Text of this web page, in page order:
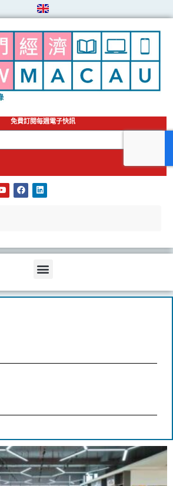
免費訂閱每週電子快訊
Y
o
F
a
L
i
Menu